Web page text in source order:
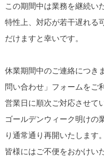
この期間中は業務を継続い
特性上、対応が若干遅れる
だけますと幸いです。
休業期間中のご連絡につき
問い合わせ」フォームをご
営業日に順次ご対応させて
ゴールデンウィーク明けの
り通常通り再開いたします。
皆様にはご不便をおかけい